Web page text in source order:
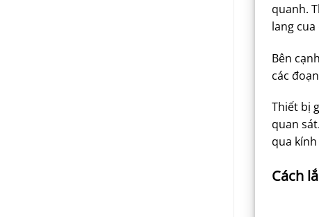
quanh.
lang
Bên
các
Thiết bị
quan
qua
Cách